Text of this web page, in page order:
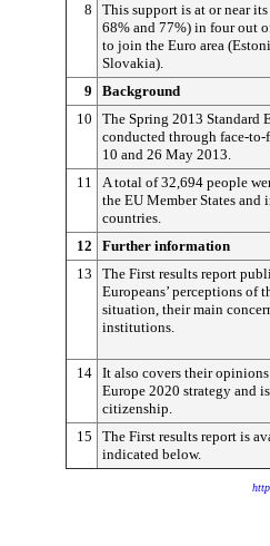
8
This support is at or near
68% and 77%) in four out
to join the Euro area
Slovakia).
9
Background
10
The Spring 2013 Standard
conducted through face-
10 and 26 May 2013.
11
A total of 32,694 people
the EU Member States and
countries.
12 Further information
13
The First results report
Europeans’ perceptions of
situation, their main
institutions.
14 It also covers their
Europe 2020 strategy and
citizenship.
15
The First results report is
indicated below.